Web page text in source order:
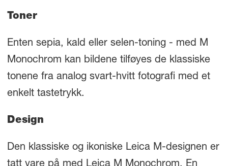
Toner
Enten sepia, kald eller selen-toning - med M
Monochrom kan bildene tilføyes de klassiske
tonene fra analog svart-hvitt fotografi med et
enkelt tastetrykk.
Design
Den klassiske og ikoniske Leica M-designen er